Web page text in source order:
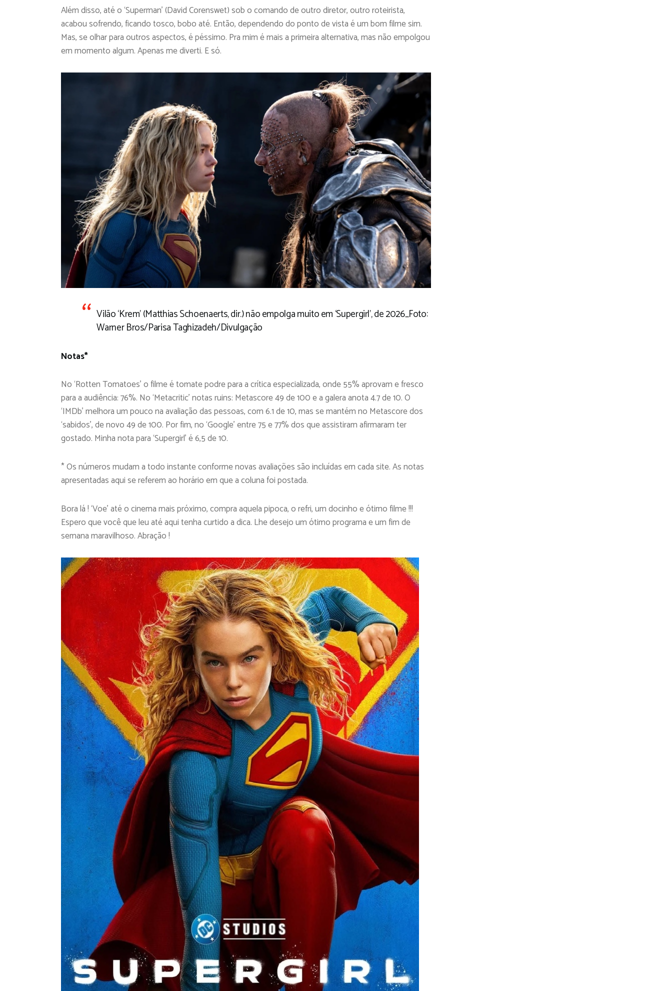
Além disso, até o ‘Superman’ (David Corenswet) sob o comando de outro diretor, outro roteirista,
acabou sofrendo, ficando tosco, bobo até. Então, dependendo do ponto de vista é um bom filme sim.
Mas, se olhar para outros aspectos, é péssimo. Pra mim é mais a primeira alternativa, mas não empolgou
em momento algum. Apenas me diverti. E só.
Vilão ‘Krem’ (Matthias Schoenaerts, dir.) não empolga muito em ‘Supergirl’, de 2026_Foto:
Warner Bros/Parisa Taghizadeh/Divulgação
Notas*
No ‘Rotten Tomatoes’ o filme é tomate podre para a crítica especializada, onde 55% aprovam e fresco
para a audiência: 76%. No ‘Metacritic’ notas ruins: Metascore 49 de 100 e a galera anota 4.7 de 10. O
‘IMDb’ melhora um pouco na avaliação das pessoas, com 6.1 de 10, mas se mantém no Metascore dos
‘sabidos’, de novo 49 de 100. Por fim, no ‘Google’ entre 75 e 77% dos que assistiram afirmaram ter
gostado. Minha nota para ‘Supergirl’ é 6,5 de 10.
* Os números mudam a todo instante conforme novas avaliações são incluídas em cada site. As notas
apresentadas aqui se referem ao horário em que a coluna foi postada.
Bora lá ! ‘Voe’ até o cinema mais próximo, compra aquela pipoca, o refri, um docinho e ótimo filme !!!
Espero que você que leu até aqui tenha curtido a dica. Lhe desejo um ótimo programa e um fim de
semana maravilhoso. Abração !